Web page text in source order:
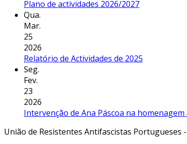
Plano de actividades 2026/2027
Qua.
Mar.
25
2026
Relatório de Actividades de 2025
Seg.
Fev.
23
2026
Intervenção de Ana Páscoa na
União de Resistentes Antifascistas Portugueses